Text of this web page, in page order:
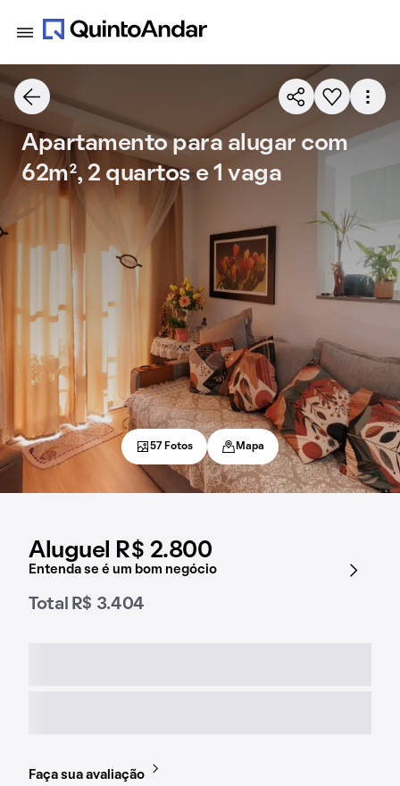
Aluguel R$ 2.800
Entenda se é um bom negócio
Total R$ 3.404
Faça sua avaliação
Apartamento para alugar com
62m², 2 quartos e 1 vaga
57 Fotos Mapa